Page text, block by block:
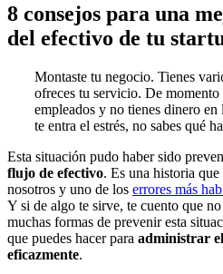
8 consejos para una
del efectivo de tu
Montaste tu negocio. Tienes
ofreces tu servicio. De
empleados y no tienes dinero
te entra el estrés, no sabes qué
Esta situación pudo haber sido
flujo de efectivo. Es una historia
nosotros y uno de los errores más
Y si de algo te sirve, te cuento que
muchas formas de prevenir esta
que puedes hacer para administrar
eficazmente.